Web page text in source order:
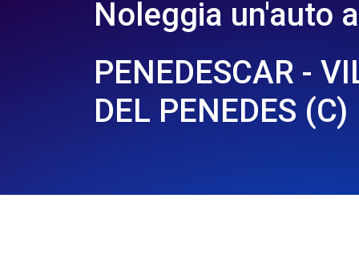
Noleggia un'auto a
PENEDESCAR -
DEL PENEDES (C)